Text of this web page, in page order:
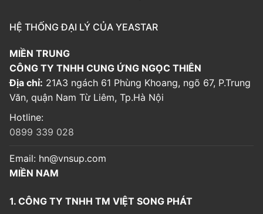
HỆ THỐNG ĐẠI LÝ CỦA YEASTAR
MIỀN TRUNG
CÔNG TY TNHH CUNG ỨNG NGỌC THIÊN
Địa chỉ: 21A3 ngách 61 Phùng Khoang, ngõ 67, P.Trung
Văn, quận Nam Từ Liêm, Tp.Hà Nội
Hotline:
0899 339 028
Email: hn@vnsup.com
MIỀN NAM
1. CÔNG TY TNHH TM VIỆT SONG PHÁT